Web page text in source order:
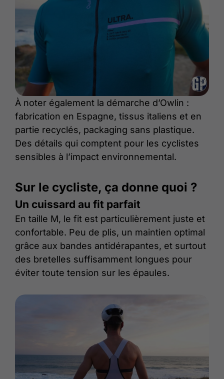
À noter également la démarche d’Owlin :
fabrication en Espagne, tissus italiens et en
partie recyclés, packaging sans plastique.
Des détails qui comptent pour les cyclistes
sensibles à l’impact environnemental.
Sur le cycliste, ça donne quoi ?
Un cuissard au fit parfait
En taille M, le fit est particulièrement juste et
confortable. Peu de plis, un maintien optimal
grâce aux bandes antidérapantes, et surtout
des bretelles suffisamment longues pour
éviter toute tension sur les épaules.